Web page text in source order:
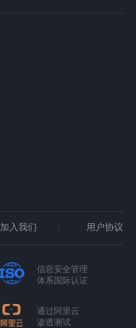
加入我们 用户协议
信息安全管理
体系国际认证
通过阿里云
渗透测试